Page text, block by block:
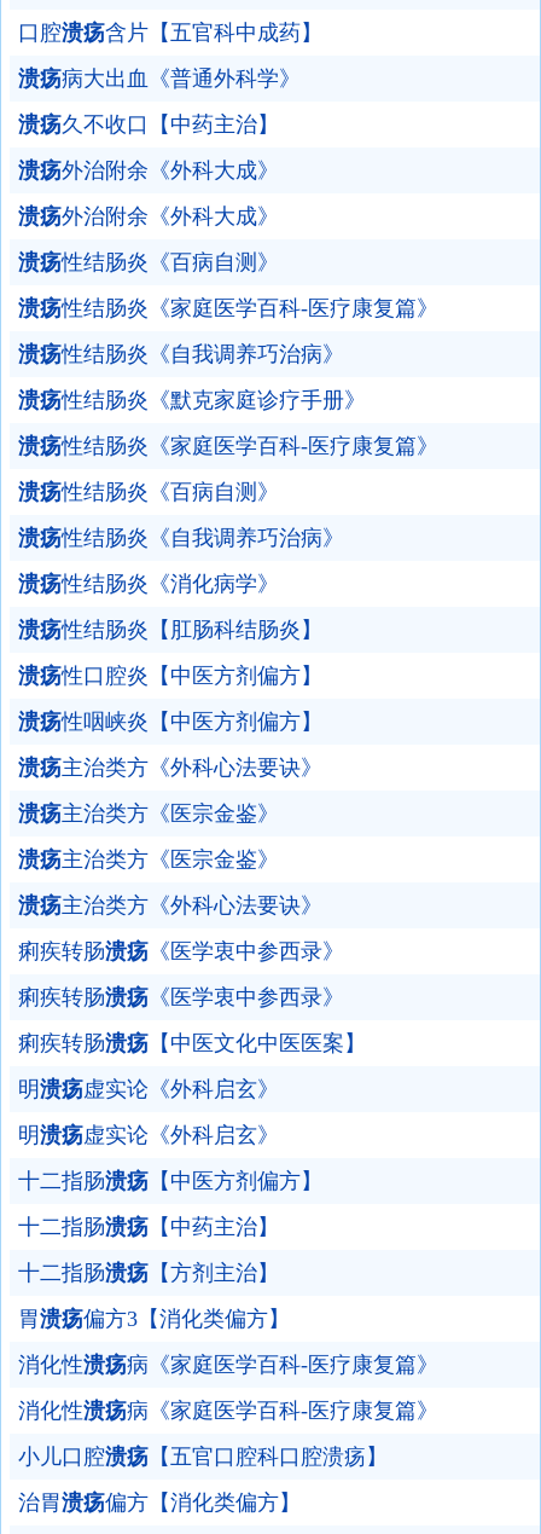
口腔溃疡含片【五官科中成药】
溃疡病大出血《普通外科学》
溃疡久不收口【中药主治】
溃疡外治附余《外科大成》
溃疡外治附余《外科大成》
溃疡性结肠炎《百病自测》
溃疡性结肠炎《家庭医学百科-医疗康复篇》
溃疡性结肠炎《自我调养巧治病》
溃疡性结肠炎《默克家庭诊疗手册》
溃疡性结肠炎《家庭医学百科-医疗康复篇》
溃疡性结肠炎《百病自测》
溃疡性结肠炎《自我调养巧治病》
溃疡性结肠炎《消化病学》
溃疡性结肠炎【肛肠科结肠炎】
溃疡性口腔炎【中医方剂偏方】
溃疡性咽峡炎【中医方剂偏方】
溃疡主治类方《外科心法要诀》
溃疡主治类方《医宗金鉴》
溃疡主治类方《医宗金鉴》
溃疡主治类方《外科心法要诀》
痢疾转肠溃疡 《医学衷中参西录》
痢疾转肠溃疡 《医学衷中参西录》
痢疾转肠溃疡 【中医文化中医医案】
明溃疡虚实论《外科启玄》
明溃疡虚实论《外科启玄》
十二指肠溃疡 【中医方剂偏方】
十二指肠溃疡 【中药主治】
十二指肠溃疡 【方剂主治】
胃溃疡偏方3【消化类偏方】
消化性溃疡病《家庭医学百科-医疗康复篇》
消化性溃疡病《家庭医学百科-医疗康复篇》
小儿口腔溃疡 【五官口腔科口腔溃疡】
治胃溃疡偏方【消化类偏方】